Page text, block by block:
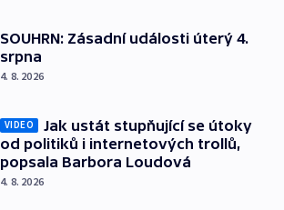
SOUHRN: Zásadní události úterý 4.
srpna
4. 8. 2026
VIDEO
Jak ustát stupňující se útoky
od politiků i internetových trollů,
popsala Barbora Loudová
4. 8. 2026